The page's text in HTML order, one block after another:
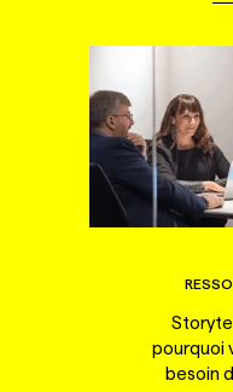
pourquoi
besoin